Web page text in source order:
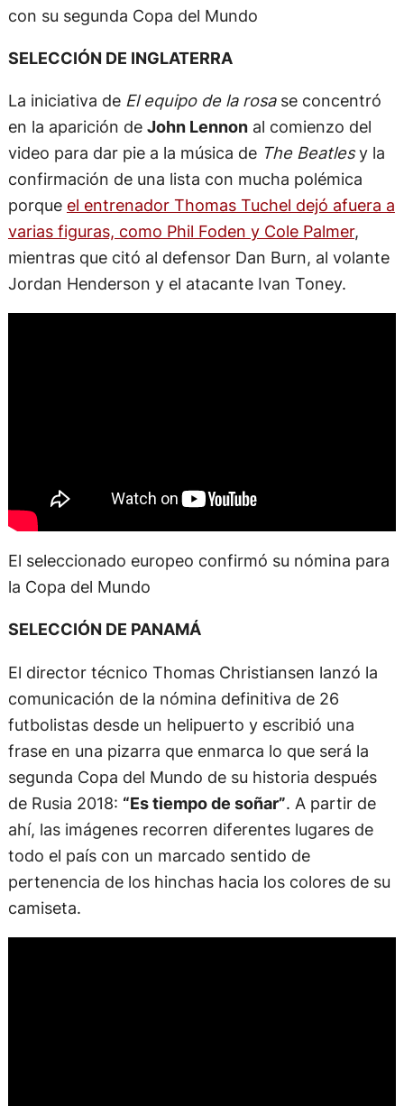
con su segunda Copa del Mundo
SELECCIÓN DE INGLATERRA
La iniciativa de El equipo de la rosase concentró
en la aparición de John Lennonal comienzo del
video para dar pie a la música de The Beatlesy la
confirmación de una lista con mucha polémica
porque el entrenador Thomas Tuchel dejó afuera a
varias figuras, como Phil Foden y Cole Palmer,
mientras que citó al defensor Dan Burn, al volante
Jordan Henderson y el atacante Ivan Toney.
El seleccionado europeo confirmó su nómina para
la Copa del Mundo
SELECCIÓN DE PANAMÁ
El director técnico Thomas Christiansen lanzó la
comunicación de la nómina definitiva de 26
futbolistas desde un helipuerto y escribió una
frase en una pizarra que enmarca lo que será la
segunda Copa del Mundo de su historia después
de Rusia 2018: “Es tiempo de soñar”. A partir de
ahí, las imágenes recorren diferentes lugares de
todo el país con un marcado sentido de
pertenencia de los hinchas hacia los colores de su
camiseta.